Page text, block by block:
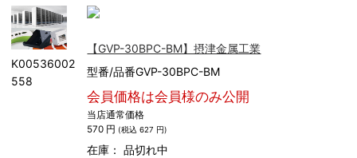
K00536002
558
【GVP-30BPC-BM】摂津金属工業
型番/品番GVP-30BPC-BM
会員価格は会員様のみ公開
当店通常価格
570 円 (税込 627 円)
在庫：品切れ中